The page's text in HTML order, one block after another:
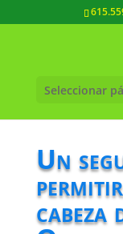
Seleccionar
Un